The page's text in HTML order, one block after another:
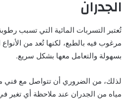
الجدران
تُعتبر التسربات المائية التي تسبب
مرغوب فيه بالطبع، لكنها تُعد من
بسهولة والتعامل معها بشكل سريع.
لذلك، من الضروري أن تتواصل مع
مياه من الجدران عند ملاحظة أي تغير